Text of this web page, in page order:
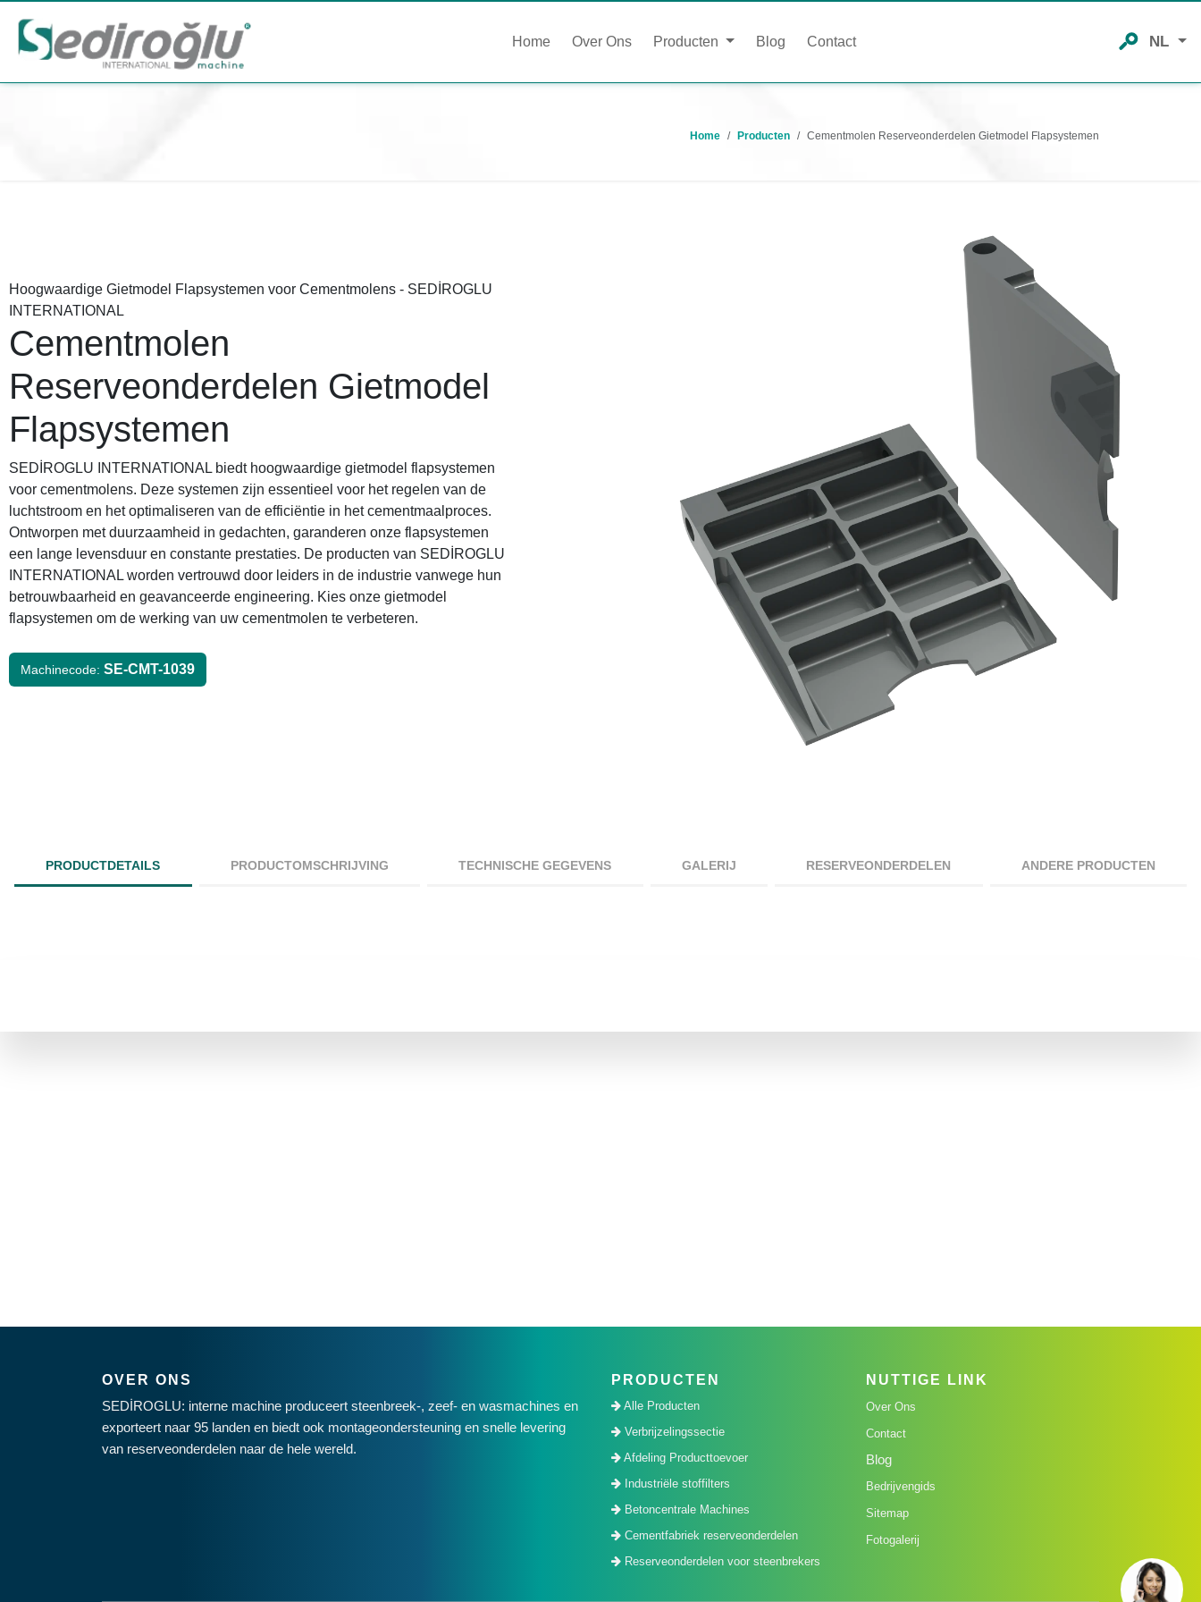
Home Over Ons Producten Blog Contact NL
Home Producten Cementmolen Reserveonderdelen Gietmodel Flapsystemen
Hoogwaardige Gietmodel Flapsystemen voor Cementmolens - SEDİROGLU
INTERNATIONAL
Cementmolen
Reserveonderdelen Gietmodel
Flapsystemen
SEDİROGLU INTERNATIONAL biedt hoogwaardige gietmodel flapsystemen
voor cementmolens. Deze systemen zijn essentieel voor het regelen van de
luchtstroom en het optimaliseren van de efficiëntie in het cementmaalproces.
Ontworpen met duurzaamheid in gedachten, garanderen onze flapsystemen
een lange levensduur en constante prestaties. De producten van SEDİROGLU
INTERNATIONAL worden vertrouwd door leiders in de industrie vanwege hun
betrouwbaarheid en geavanceerde engineering. Kies onze gietmodel
flapsystemen om de werking van uw cementmolen te verbeteren.
Machinecode: SE-CMT-1039
PRODUCTDETAILS PRODUCTOMSCHRIJVING TECHNISCHE GEGEVENS GALERIJ RESERVEONDERDELEN ANDERE PRODUCTEN
OVER ONS
SEDİROGLU: interne machine produceert steenbreek-, zeef- en wasmachines en
exporteert naar 95 landen en biedt ook montageondersteuning en snelle levering
van reserveonderdelen naar de hele wereld.
PRODUCTEN
Alle Producten
Verbrijzelingssectie
Afdeling Producttoevoer
Industriële stoffilters
Betoncentrale Machines
Cementfabriek reserveonderdelen
Reserveonderdelen voor steenbrekers
NUTTIGE LINK
Over Ons
Contact
Blog
Bedrijvengids
Sitemap
Fotogalerij